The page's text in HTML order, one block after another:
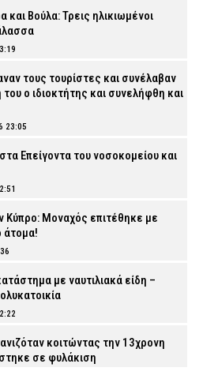
Βούλα: Τρεις ηλικιωμένοι
τους τουρίστες και συνέλαβαν
ο ιδιοκτήτης και συνελήφθη και
23:05
Επείγοντα του νοσοκομείου και
Κύπρο: Μοναχός επιτέθηκε με
άτομα!
με ναυτιλιακά είδη –
κοιτώντας την 13χρονη
σε φυλάκιση